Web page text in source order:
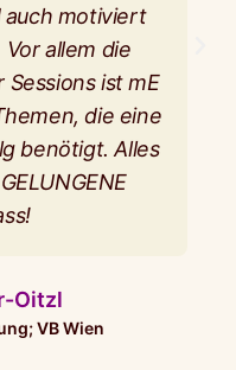
auch motiviert
allem die
ist mE
die eine
benötigt. Alles
Oitzl
VB Wien